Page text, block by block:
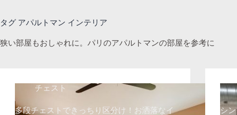
タグ アパルトマン インテリア
狭い部屋もおしゃれに。パリのアパルトマンの部屋を参考に
チェスト
多段チェストできっちり区分け！お洒落なイ
シ